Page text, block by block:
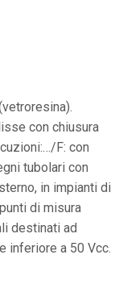
con chiusura
F: con
tubolari con
in impianti di
di misura
destinati ad
inferiore a 50 Vcc.